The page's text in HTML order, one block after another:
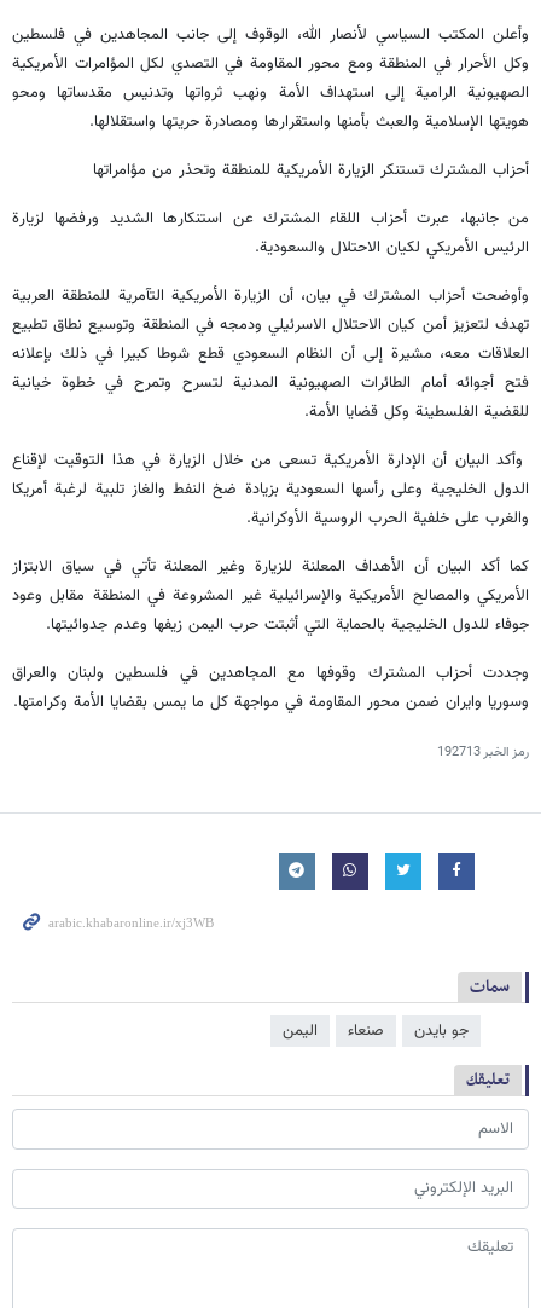
وأعلن المكتب السياسي لأنصار الله، الوقوف إلى جانب المجاهدين في فلسطين
وكل الأحرار في المنطقة ومع محور المقاومة في التصدي لكل المؤامرات الأمريكية
الصهيونية الرامية إلى استهداف الأمة ونهب ثرواتها وتدنيس مقدساتها ومحو
هويتها الإسلامية والعبث بأمنها واستقرارها ومصادرة حريتها واستقلالها.
أحزاب المشترك تستنكر الزيارة الأمريكية للمنطقة وتحذر من مؤامراتها
من جانبها، عبرت أحزاب اللقاء المشترك عن استنكارها الشديد ورفضها لزيارة
الرئيس الأمريكي لكيان الاحتلال والسعودية.
وأوضحت أحزاب المشترك في بيان، أن الزيارة الأمريكية التآمرية للمنطقة العربية
تهدف لتعزيز أمن كيان الاحتلال الاسرئيلي ودمجه في المنطقة وتوسيع نطاق تطبيع
العلاقات معه، مشيرة إلى أن النظام السعودي قطع شوطا كبيرا في ذلك بإعلانه
فتح أجوائه أمام الطائرات الصهيونية المدنية لتسرح وتمرح في خطوة خيانية
للقضية الفلسطينة وكل قضايا الأمة.
وأكد البيان أن الإدارة الأمريكية تسعى من خلال الزيارة في هذا التوقيت لإقناع
الدول الخليجية وعلى رأسها السعودية بزيادة ضخ النفط والغاز تلبية لرغبة أمريكا
والغرب على خلفية الحرب الروسية الأوكرانية.
كما أكد البيان أن الأهداف المعلنة للزيارة وغير المعلنة تأتي في سياق الابتزاز
الأمريكي والمصالح الأمريكية والإسرائيلية غير المشروعة في المنطقة مقابل وعود
جوفاء للدول الخليجية بالحماية التي أثبتت حرب اليمن زيفها وعدم جدوائيتها.
وجددت أحزاب المشترك وقوفها مع المجاهدين في فلسطين ولبنان والعراق
وسوريا وايران ضمن محور المقاومة في مواجهة كل ما يمس بقضايا الأمة وكرامتها.
رمز الخبر192713
سمات
جو بايدن صنعاء الیمن
تعليقك